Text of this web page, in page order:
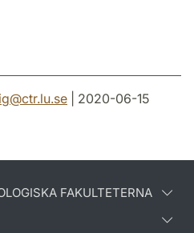
@ctr.lu.se | 2020-06-15
FAKULTETERNA